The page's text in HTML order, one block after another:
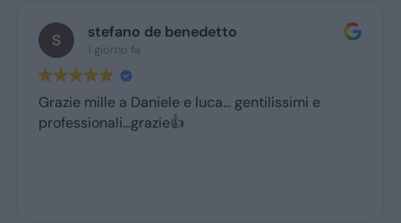
stefano de benedetto
1 giorno fa
Grazie mille a Daniele e luca... gentilissimi e
professionali...grazie👍